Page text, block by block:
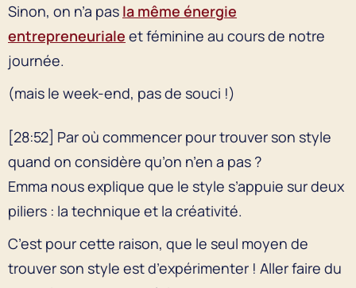
Sinon, on n’a pas la même énergie
entrepreneuriale et féminine au cours de notre
journée.
(mais le week-end, pas de souci !)
[28:52] Par où commencer pour trouver son style
quand on considère qu’on n’en a pas ?
Emma nous explique que le style s’appuie sur deux
piliers : la technique et la créativité.
C’est pour cette raison, que le seul moyen de
trouver son style est d’expérimenter ! Aller faire du